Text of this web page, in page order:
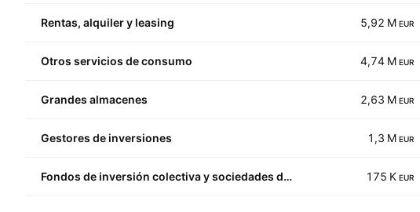
Rentas, alquiler y leasing 5,92 M EUR
Otros servicios de consumo 4,74 M EUR
Grandes almacenes 2,63 M EUR
Gestores de inversiones 1,3 M EUR
Fondos de inversión colectiva y sociedades de inversión 175 K EUR